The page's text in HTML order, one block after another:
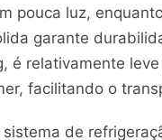
pouca luz,
garante
é relativamente
facilitando o
de